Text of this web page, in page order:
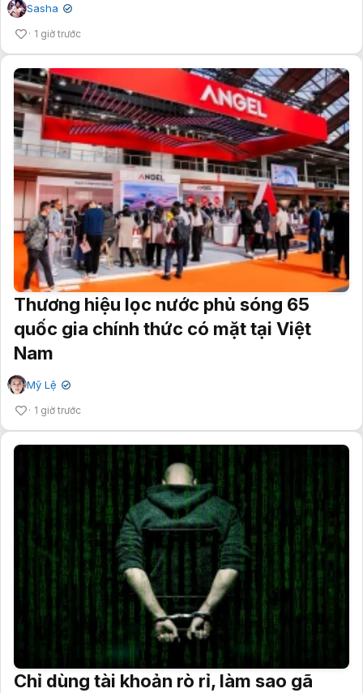
Sasha ✔
1 giờ trước
Thương hiệu lọc nước phủ sóng 65
quốc gia chính thức có mặt tại Việt
Nam
Mỹ Lệ ✔
1 giờ trước
Chỉ dùng tài khoản rò rỉ, làm sao gã